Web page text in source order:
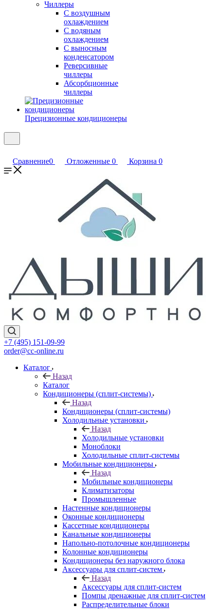
Чиллеры
С воздушным
охлаждением
С водяным
охлаждением
С выносным
конденсатором
Реверсивные
чиллеры
Абсорбционные
чиллеры
Прецизионные кондиционеры
Сравнение0 Отложенные 0 Корзина 0
+7 (495) 151-09-99
order@cc-online.ru
Каталог
Назад
Каталог
Кондиционеры (сплит-системы)
Назад
Кондиционеры (сплит-системы)
Холодильные установки
Назад
Холодильные установки
Моноблоки
Холодильные сплит-системы
Мобильные кондиционеры
Назад
Мобильные кондиционеры
Климатизаторы
Промышленные
Настенные кондиционеры
Оконные кондиционеры
Кассетные кондиционеры
Канальные кондиционеры
Напольно-потолочные кондиционеры
Колонные кондиционеры
Кондиционеры без наружного блока
Аксессуары для сплит-систем
Назад
Аксессуары для сплит-систем
Помпы дренажные для сплит-систем
Распределительные блоки